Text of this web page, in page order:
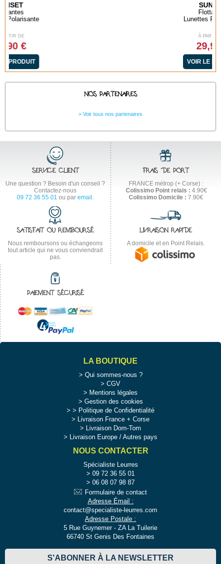
NOS PARTENAIRES
Voir tous nos partenaires
SERVICE CLIENT
Une question ? Besoin d'un conseil ?
Contactez-nous
09 72 36 55 01 ou par email .
FRAIS DE PORT
FRANCE métrop (+ Corse) :
Colissimo Point relais : 4.90€
Colissimo Domicile : 7.90€
SATISFAIT OU REMBOURSÉ
Nous remboursons ou échangeons
tout article qui ne vous conviendrait
pas.
LIVRAISON RAPIDE
A domicile et en Point Relais.
PAIEMENT SÉCURISÉ
LA BOUTIQUE
Qui sommes-nous ?
CGV
Mentions légales
Gestion des cookies
>
Politique de Confidentialité
Livraison France + Corse
Livraison Dom-Tom
Livraison Europe / Autres pays
NOUS CONTACTER
Spécialiste Leurres
09 72 36 55 01
06 08 07 98 87
Formulaire de contact
Adresse Émail :
contact@specialiste-leurres.com
Adresse Postale :
5 Rue Guynemer - ZA La Tuilerie
66740 St Genis Des Fontaines
S'ABONNER À LA NEWSLETTER